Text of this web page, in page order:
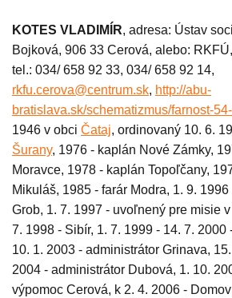
KOTES VLADIMÍR, adresa: Ústav
Bojková, 906 33 Cerová, alebo:
tel.: 034/ 658 92 33, 034/ 658 92 14,
rkfu.cerova@centrum.sk, http://abu-
bratislava.sk/schematizmus/farnost-
1946 v obci Čataj, ordinovaný 10. 6.
Šurany, 1976 - kaplán Nové Zámky,
Moravce, 1978 - kaplán Topoľčany,
Mikuláš, 1985 - farár Modra, 1. 9.
Grob, 1. 7. 1997 - uvoľnený pre misie
7. 1998 - Sibír, 1. 7. 1999 - 14. 7. 2000
10. 1. 2003 - administrátor Grinava,
2004 - administrátor Dubová, 1. 10.
výpomoc Cerová, k 2. 4. 2006 -